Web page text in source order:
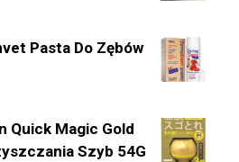
Pasta Do Zębów
Quick Magic Gold
Szyb 54G